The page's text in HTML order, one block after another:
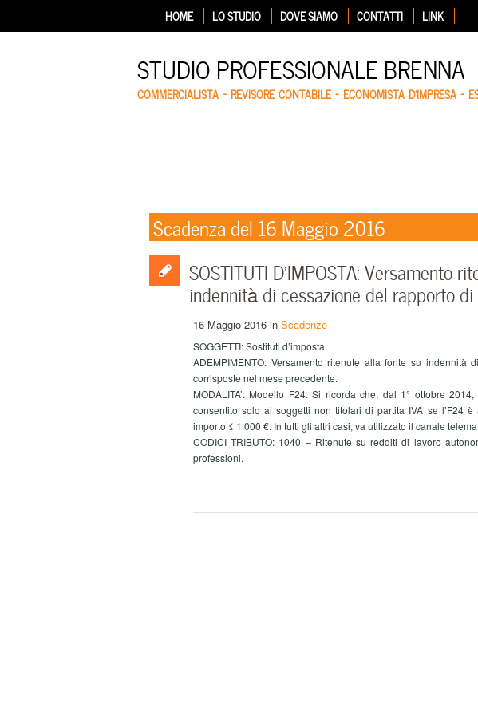
HOME LO STUDIO DOVE SIAMO CONTATTI LINK
STUDIO PROFESSIONALE BRENNA
COMMERCIALISTA – REVISORE CONTABILE – ECONOMISTA D'IMPRESA –
Scadenza del 16 Maggio 2016
SOSTITUTI D’IMPOSTA: Versamento
indennità di cessazione del rapporto di
16 Maggio 2016 in Scadenze
SOGGETTI: Sostituti d’imposta.
ADEMPIMENTO: Versamento ritenute alla fonte su indennità
corrisposte nel mese precedente.
MODALITA’: Modello F24. Si ricorda che, dal 1° ottobre
consentito solo ai soggetti non titolari di partita IVA se l’F24
importo ≤ 1.000 €. In tutti gli altri casi, va utilizzato il canale
CODICI TRIBUTO: 1040 – Ritenute su redditi di lavoro
professioni.